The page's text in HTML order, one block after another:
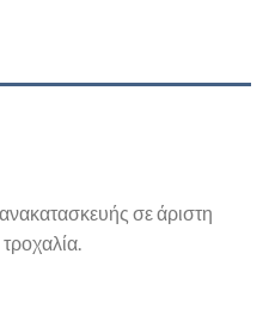
σε άριστη